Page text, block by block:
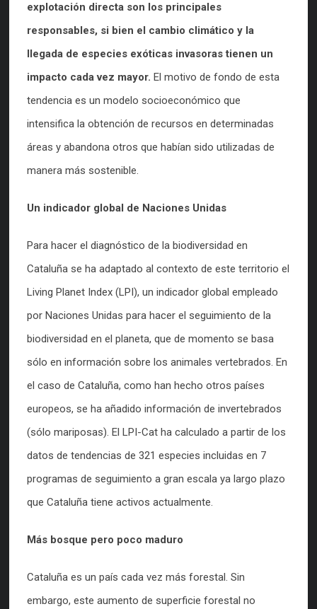
explotación directa son los principales
responsables, si bien el cambio climático y la
llegada de especies exóticas invasoras tienen un
impacto cada vez mayor. El motivo de fondo de esta
tendencia es un modelo socioeconómico que
intensifica la obtención de recursos en determinadas
áreas y abandona otros que habían sido utilizadas de
manera más sostenible.
Un indicador global de Naciones Unidas
Para hacer el diagnóstico de la biodiversidad en
Cataluña se ha adaptado al contexto de este territorio el
Living Planet Index (LPI), un indicador global empleado
por Naciones Unidas para hacer el seguimiento de la
biodiversidad en el planeta, que de momento se basa
sólo en información sobre los animales vertebrados. En
el caso de Cataluña, como han hecho otros países
europeos, se ha añadido información de invertebrados
(sólo mariposas). El LPI-Cat ha calculado a partir de los
datos de tendencias de 321 especies incluidas en 7
programas de seguimiento a gran escala ya largo plazo
que Cataluña tiene activos actualmente.
Más bosque pero poco maduro
Cataluña es un país cada vez más forestal. Sin
embargo, este aumento de superficie forestal no